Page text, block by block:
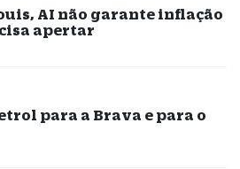
AI não garante inflação
apertar
para a Brava e para o